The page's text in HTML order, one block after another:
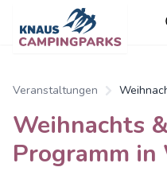
Veranstaltungen
Weihnachts
Programm in